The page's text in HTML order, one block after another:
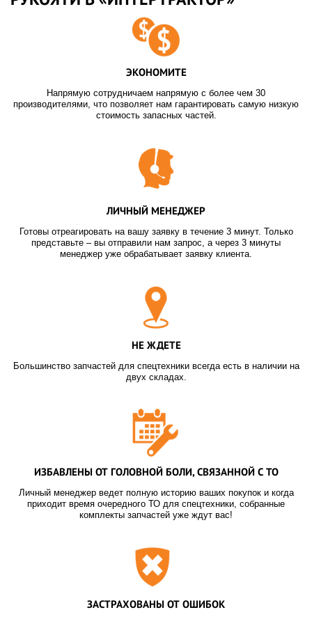
ЭКОНОМИТЕ
Напрямую сотрудничаем напрямую с более чем 30
производителями, что позволяет нам гарантировать самую низкую
стоимость запасных частей.
ЛИЧНЫЙ МЕНЕДЖЕР
Готовы отреагировать на вашу заявку в течение 3 минут. Только
представьте – вы отправили нам запрос, а через 3 минуты
менеджер уже обрабатывает заявку клиента.
НЕ ЖДЕТЕ
Большинство запчастей для спецтехники всегда есть в наличии на
двух складах.
ИЗБАВЛЕНЫ ОТ ГОЛОВНОЙ БОЛИ, СВЯЗАННОЙ С ТО
Личный менеджер ведет полную историю ваших покупок и когда
приходит время очередного ТО для спецтехники, собранные
комплекты запчастей уже ждут вас!
ЗАСТРАХОВАНЫ ОТ ОШИБОК